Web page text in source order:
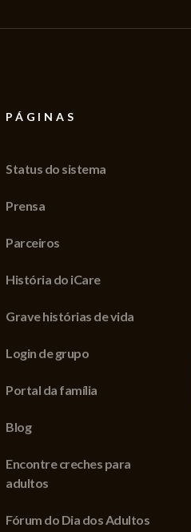
PÁGINAS
Status do sistema
Prensa
Parceiros
História do iCare
Grave histórias de vida
Login de grupo
Portal da família
Blog
Encontre creches para
adultos
Fórum do Dia dos Adultos